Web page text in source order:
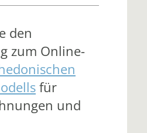
den
zum Online-
für
und